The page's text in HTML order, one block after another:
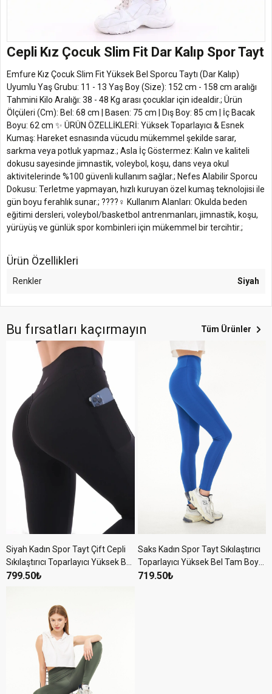
Cepli Kız Çocuk Slim Fit Dar Kalıp Spor Tayt
Emfure Kız Çocuk Slim Fit Yüksek Bel Sporcu Taytı (Dar Kalıp)
Uyumlu Yaş Grubu: 11 - 13 Yaş Boy (Size): 152 cm - 158 cm aralığı
Tahmini Kilo Aralığı: 38 - 48 Kg arası çocuklar için idealdir.; Ürün
Ölçüleri (Cm): Bel: 68 cm | Basen: 75 cm | Dış Boy: 85 cm | İç Bacak
Boyu: 62 cm ✨ ÜRÜN ÖZELLİKLERİ: Yüksek Toparlayıcı & Esnek
Kumaş: Hareket esnasında vücudu mükemmel şekilde sarar,
sarkma veya potluk yapmaz.; Asla İç Göstermez: Kalın ve kaliteli
dokusu sayesinde jimnastik, voleybol, koşu, dans veya okul
aktivitelerinde %100 güvenli kullanım sağlar.; Nefes Alabilir Sporcu
Dokusu: Terletme yapmayan, hızlı kuruyan özel kumaş teknolojisi ile
gün boyu ferahlık sunar.; ????‍♀️ Kullanım Alanları: Okulda beden
eğitimi dersleri, voleybol/basketbol antrenmanları, jimnastik, koşu,
yürüyüş ve günlük spor kombinleri için mükemmel bir tercihtir.;
Ürün Özellikleri
Renkler Siyah
Bu fırsatları kaçırmayın Tüm Ürünler
Siyah Kadın Spor Tayt Çift Cepli
Sıkılaştırıcı Toparlayıcı Yüksek Bel
Sporcu Taytı Leggings Fitness
799.50₺
Saks Kadın Spor Tayt Sıkılaştırıcı
Toparlayıcı Yüksek Bel Tam Boy
Spor Tayt Leggings Fitness
719.50₺